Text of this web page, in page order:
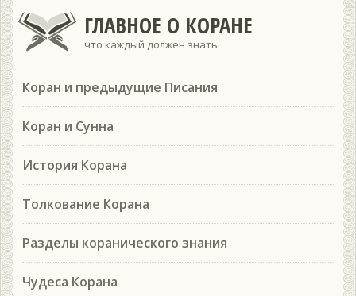
ГЛАВНОЕ О КОРАНЕ
что каждый должен знать
Коран и предыдущие Писания
Коран и Сунна
История Корана
Толкование Корана
Разделы коранического знания
Чудеса Корана